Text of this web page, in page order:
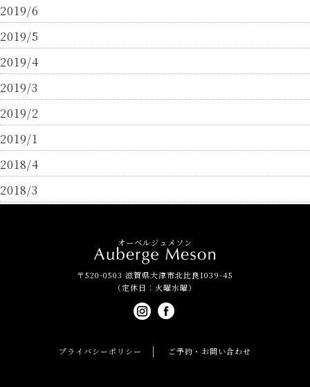
2019/6
2019/5
2019/4
2019/3
2019/2
2019/1
2018/4
2018/3
オーベルジュメソン
〒520-0503 滋賀県大津市北比良1039-45
（定休日：火曜水曜）
プライバシーポリシー ご予約・お問い合わせ